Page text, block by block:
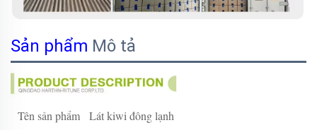
Sản phẩm Mô tả
Tên sản phẩm Lát kiwi đông lạnh